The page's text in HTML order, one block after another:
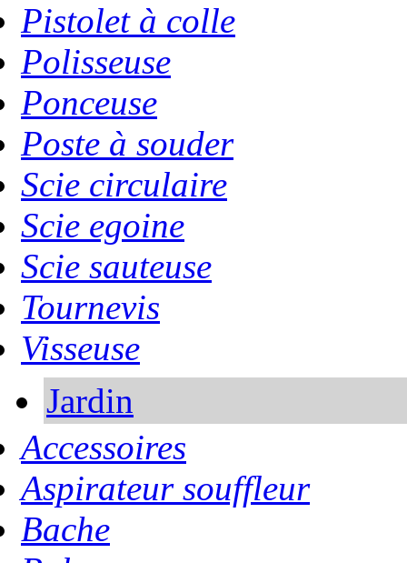
Pistolet à colle
Polisseuse
Ponceuse
Poste à souder
Scie circulaire
Scie egoine
Scie sauteuse
Tournevis
Visseuse
Jardin
Accessoires
Aspirateur souffleur
Bache